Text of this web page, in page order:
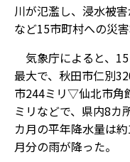
川が氾濫し、浸水被
など15市町村への災
気象庁によると、
最大で、秋田市仁別
市244ミリ▽仙北市角
ミリ――などで、県内8
カ月の平年降水量は
月分の雨が降った。